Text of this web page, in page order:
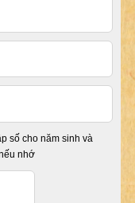
số cho năm sinh và
nhớ